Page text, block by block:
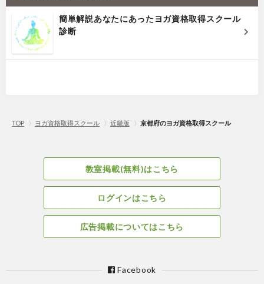
簡単解説あなたにあったヨガ資格取得スクール
診断
TOP 〉 ヨガ資格取得スクール 〉 近畿版 〉 京都府のヨガ資格取得スクール
教室掲載(無料)はこちら
ログインはこちら
広告掲載についてはこちら
Facebook